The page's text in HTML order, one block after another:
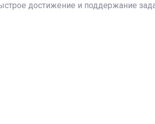
достижение и поддержание